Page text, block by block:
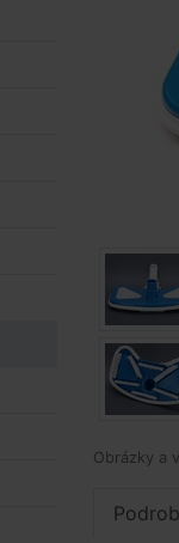
Obrázky a